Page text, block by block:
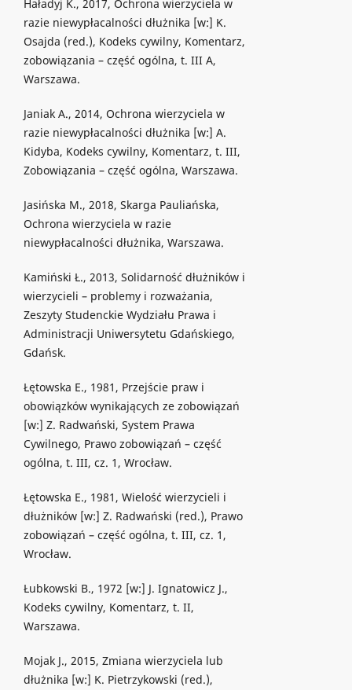
Haładyj K., 2017, Ochrona wierzyciela w
razie niewypłacalności dłużnika [w:] K.
Osajda (red.), Kodeks cywilny, Komentarz,
zobowiązania – część ogólna, t. III A,
Warszawa.
Janiak A., 2014, Ochrona wierzyciela w
razie niewypłacalności dłużnika [w:] A.
Kidyba, Kodeks cywilny, Komentarz, t. III,
Zobowiązania – część ogólna, Warszawa.
Jasińska M., 2018, Skarga Pauliańska,
Ochrona wierzyciela w razie
niewypłacalności dłużnika, Warszawa.
Kamiński Ł., 2013, Solidarność dłużników i
wierzycieli – problemy i rozważania,
Zeszyty Studenckie Wydziału Prawa i
Administracji Uniwersytetu Gdańskiego,
Gdańsk.
Łętowska E., 1981, Przejście praw i
obowiązków wynikających ze zobowiązań
[w:] Z. Radwański, System Prawa
Cywilnego, Prawo zobowiązań – część
ogólna, t. III, cz. 1, Wrocław.
Łętowska E., 1981, Wielość wierzycieli i
dłużników [w:] Z. Radwański (red.), Prawo
zobowiązań – część ogólna, t. III, cz. 1,
Wrocław.
Łubkowski B., 1972 [w:] J. Ignatowicz J.,
Kodeks cywilny, Komentarz, t. II,
Warszawa.
Mojak J., 2015, Zmiana wierzyciela lub
dłużnika [w:] K. Pietrzykowski (red.),